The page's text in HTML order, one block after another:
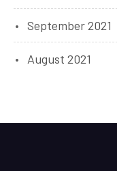
September 2021
August 2021